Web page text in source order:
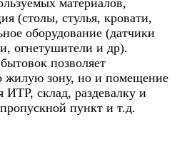
материалов,
(столы, стулья, кровати,
оборудование (датчики
огнетушители и др).
позволяет
жилую зону, но и помещение
ИТР, склад, раздевалку и
пункт и т.д.